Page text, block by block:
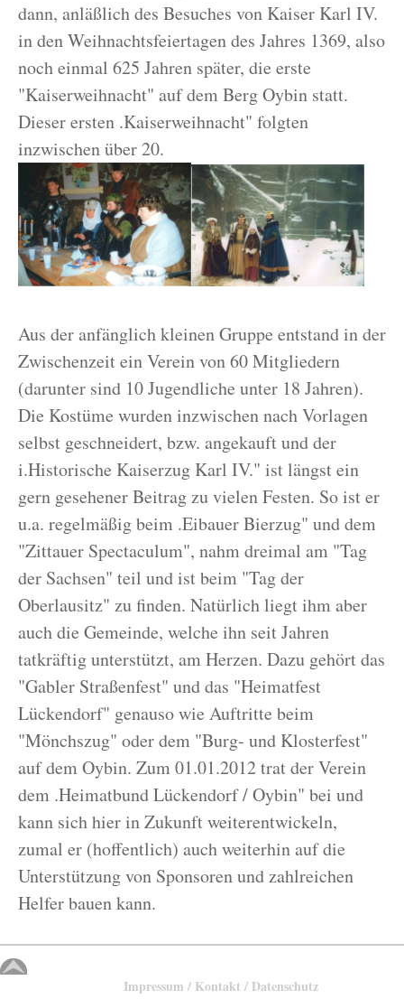
dann, anläßlich des Besuches von Kaiser Karl IV.
in den Weihnachtsfeiertagen des Jahres 1369, also
noch einmal 625 Jahren später, die erste
"Kaiserweihnacht" auf dem Berg Oybin statt.
Dieser ersten .Kaiserweihnacht" folgten
inzwischen über 20.
Aus der anfänglich kleinen Gruppe entstand in der
Zwischenzeit ein Verein von 60 Mitgliedern
(darunter sind 10 Jugendliche unter 18 Jahren).
Die Kostüme wurden inzwischen nach Vorlagen
selbst geschneidert, bzw. angekauft und der
i.Historische Kaiserzug Karl IV." ist längst ein
gern gesehener Beitrag zu vielen Festen. So ist er
u.a. regelmäßig beim .Eibauer Bierzug" und dem
"Zittauer Spectaculum", nahm dreimal am "Tag
der Sachsen" teil und ist beim "Tag der
Oberlausitz" zu finden. Natürlich liegt ihm aber
auch die Gemeinde, welche ihn seit Jahren
tatkräftig unterstützt, am Herzen. Dazu gehört das
"Gabler Straßenfest" und das "Heimatfest
Lückendorf" genauso wie Auftritte beim
"Mönchszug" oder dem "Burg- und Klosterfest"
auf dem Oybin. Zum 01.01.2012 trat der Verein
dem .Heimatbund Lückendorf / Oybin" bei und
kann sich hier in Zukunft weiterentwickeln,
zumal er (hoffentlich) auch weiterhin auf die
Unterstützung von Sponsoren und zahlreichen
Helfer bauen kann.
Impressum / Kontakt / Datenschutz